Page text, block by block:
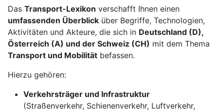
Das Transport-Lexikon verschafft Ihnen einen
umfassenden Überblick über Begriffe, Technologien,
Aktivitäten und Akteure, die sich in Deutschland (D),
Österreich (A) und der Schweiz (CH) mit dem Thema
Transport und Mobilität befassen.
Hierzu gehören:
Verkehrsträger und Infrastruktur
(Straßenverkehr, Schienenverkehr, Luftverkehr,